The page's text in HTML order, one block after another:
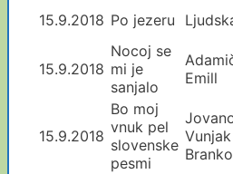
15.9.2018 Po jezeru
15.9.2018
Nocoj se
mi je
sanjalo
Emill
15.9.2018
Bo moj
vnuk pel
slovenske
pesmi
Vunjak
Branko